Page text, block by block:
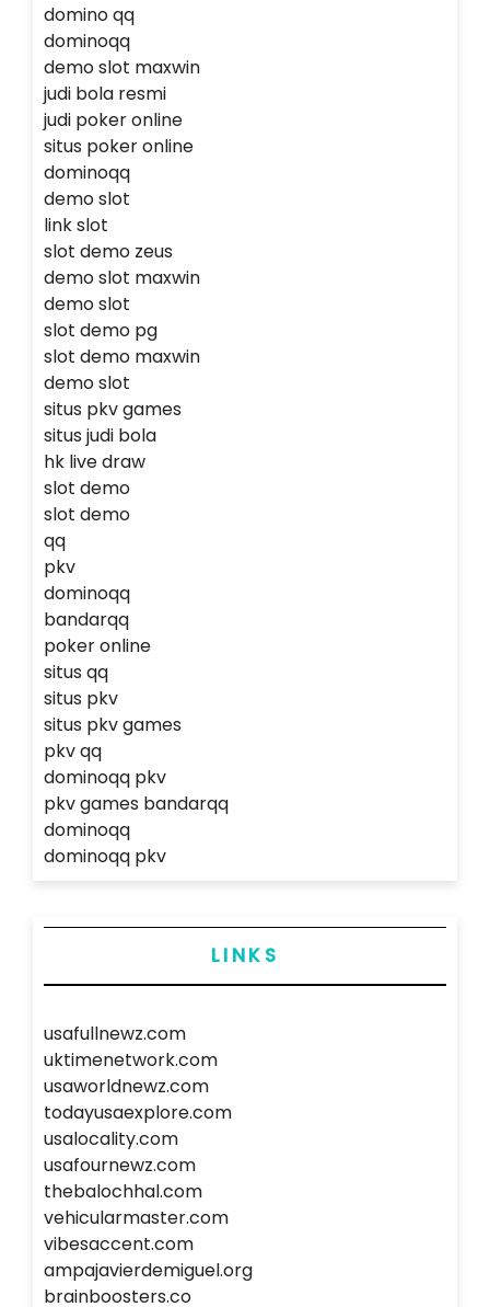
domino qq
dominoqq
demo slot maxwin
judi bola resmi
judi poker online
situs poker online
dominoqq
demo slot
link slot
slot demo zeus
demo slot maxwin
demo slot
slot demo pg
slot demo maxwin
demo slot
situs pkv games
situs judi bola
hk live draw
slot demo
slot demo
qq
pkv
dominoqq
bandarqq
poker online
situs qq
situs pkv
situs pkv games
pkv qq
dominoqq pkv
pkv games bandarqq
dominoqq
dominoqq pkv
LINKS
usafullnewz.com
uktimenetwork.com
usaworldnewz.com
todayusaexplore.com
usalocality.com
usafournewz.com
thebalochhal.com
vehicularmaster.com
vibesaccent.com
ampajavierdemiguel.org
brainboosters.co